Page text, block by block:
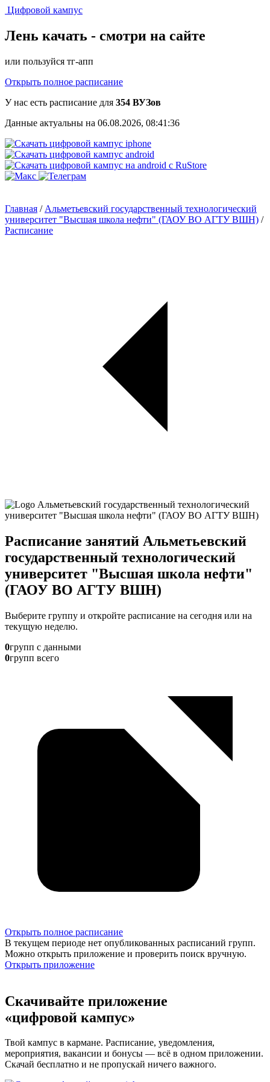
Цифровой кампус
Лень качать - смотри на сайте
или пользуйся тг-апп
Открыть полное расписание
У нас есть расписание для 354 ВУЗов
Данные актуальны на 06.08.2026, 08:41:36
Главная / Альметьевский государственный технологический
университет "Высшая школа нефти" (ГАОУ ВО АГТУ ВШН) /
Расписание
Расписание занятий Альметьевский
государственный технологический
университет "Высшая школа нефти"
(ГАОУ ВО АГТУ ВШН)
Выберите группу и откройте расписание на сегодня или на
текущую неделю.
0групп с данными
0групп всего
Открыть полное расписание
В текущем периоде нет опубликованных расписаний групп.
Можно открыть приложение и проверить поиск вручную.
Открыть приложение
Скачивайте приложение
«цифровой кампус»
Твой кампус в кармане. Расписание, уведомления,
мероприятия, вакансии и бонусы — всё в одном приложении.
Скачай бесплатно и не пропускай ничего важного.